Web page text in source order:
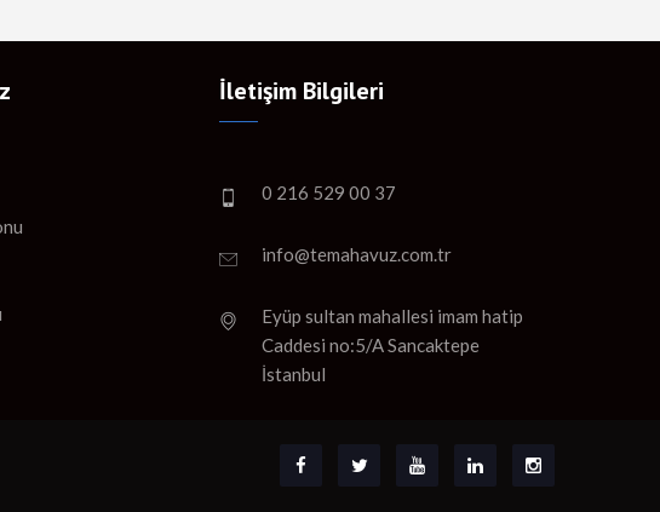
İletişim Bilgileri
0 216 529 00 37
info@temahavuz.com.tr
Eyüp sultan mahallesi imam hatip
Caddesi no:5/A Sancaktepe
İstanbul